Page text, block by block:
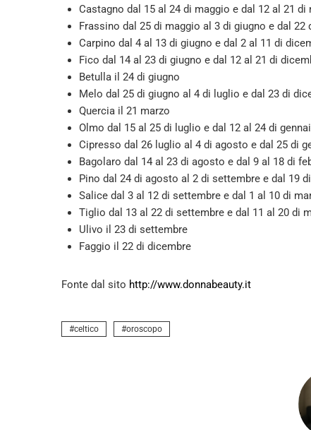
Castagno dal 15 al 24 di maggio e dal 12 al 21 di
Frassino dal 25 di maggio al 3 di giugno e dal
Carpino dal 4 al 13 di giugno e dal 2 al 11 di
Fico dal 14 al 23 di giugno e dal 12 al 21 di
Betulla il 24 di giugno
Melo dal 25 di giugno al 4 di luglio e dal 23 di
Quercia il 21 marzo
Olmo dal 15 al 25 di luglio e dal 12 al 24 di
Cipresso dal 26 luglio al 4 di agosto e dal 25 di
Bagolaro dal 14 al 23 di agosto e dal 9 al 18 di
Pino dal 24 di agosto al 2 di settembre e dal 19
Salice dal 3 al 12 di settembre e dal 1 al 10 di
Tiglio dal 13 al 22 di settembre e dal 11 al 20 di
Ulivo il 23 di settembre
Faggio il 22 di dicembre
Fonte dal sito http://www.donnabeauty.it
celtico oroscopo